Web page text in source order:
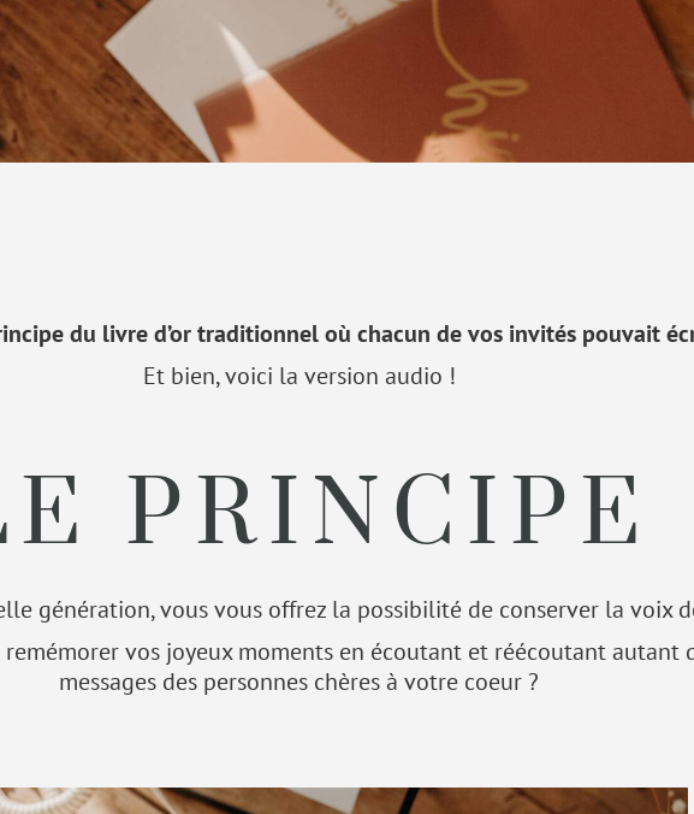
du livre d’or traditionnel où chacun de vos invités pouvait
Et bien, voici la version audio !
PRINCIPE
génération, vous vous offrez la possibilité de conserver la voix
vos joyeux moments en écoutant et réécoutant autant
messages des personnes chères à votre coeur ?